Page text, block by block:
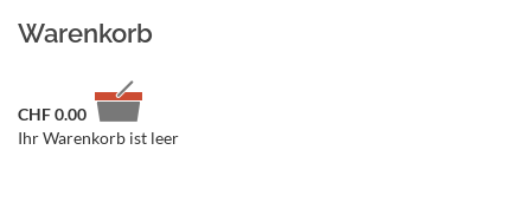
Warenkorb
CHF0.00
Ihr Warenkorb ist leer